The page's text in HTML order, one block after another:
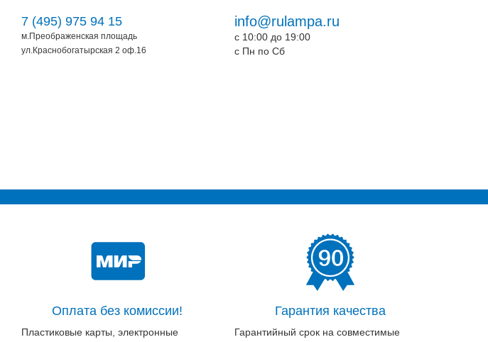
7 (495) 975 94 15
м.Преображенская площадь
ул.Краснобогатырская 2 оф.16
info@rulampa.ru
c 10:00 до 19:00
c Пн по Сб
Оплата без комиссии!
Пластиковые карты, электронные
Гарантия качества
Гарантийный срок на совместимые